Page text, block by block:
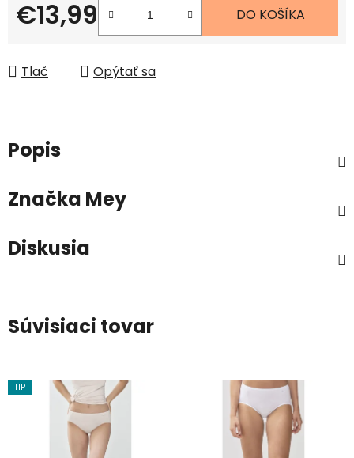
€13,99
Jednotková cena:
DO KOŠÍKA
Tlač Opýtať sa
Popis
Značka Mey
Diskusia
Súvisiaci tovar
TIP